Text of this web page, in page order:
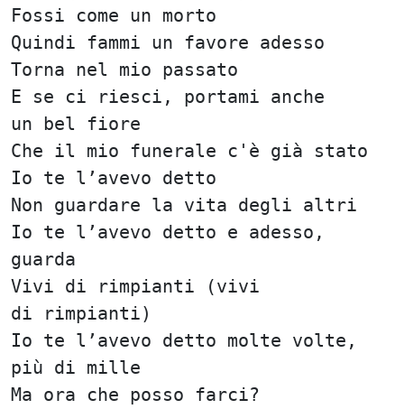
Fossi come un morto
Quindi fammi un favore adesso
Torna nel mio passato
E se ci riesci, portami anche
un bel fiore
Che il mio funerale c'è già stato
Io te l’avevo detto
Non guardare la vita degli altri
Io te l’avevo detto e adesso,
guarda
Vivi di rimpianti (vivi
di rimpianti)
Io te l’avevo detto molte volte,
più di mille
Ma ora che posso farci?